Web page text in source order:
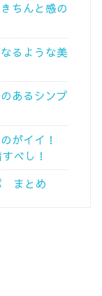
ちんと感の
るような美
あるシンプ
がイイ！
べし！
まとめ